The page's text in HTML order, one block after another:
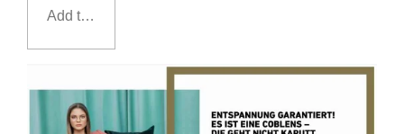
Add to cart